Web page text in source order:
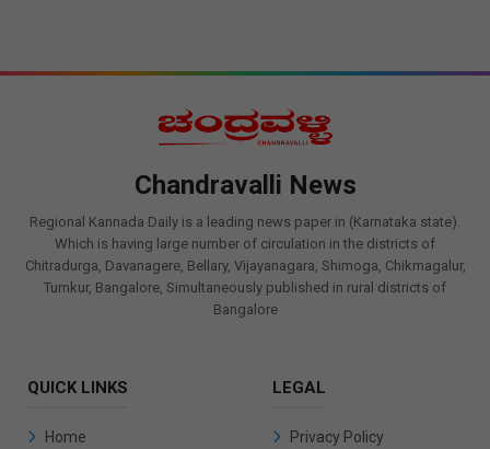
Chandravalli News
Regional Kannada Daily is a leading news paper in (Karnataka state).
Which is having large number of circulation in the districts of
Chitradurga, Davanagere, Bellary, Vijayanagara, Shimoga, Chikmagalur,
Tumkur, Bangalore, Simultaneously published in rural districts of
Bangalore
QUICK LINKS
Home
LEGAL
Privacy Policy